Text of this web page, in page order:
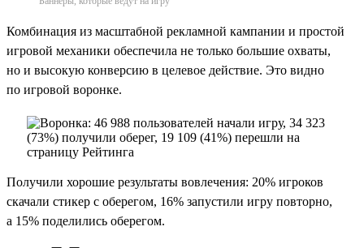
Комбинация из масштабной рекламной кампании и простой
игровой механики обеспечила не только большие охваты,
но и высокую конверсию в целевое действие. Это видно
по игровой воронке.
Получили хорошие результаты вовлечения: 20% игроков
скачали стикер с оберегом, 16% запустили игру повторно,
а 15% поделились оберегом.